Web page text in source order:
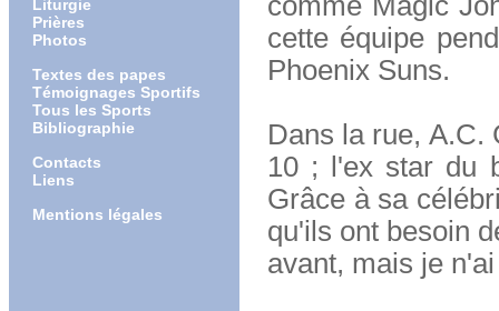
Liturgie
Prières
Photos
Textes des papes
Témoignages Sportifs
Tous les Sports
Bibliographie
Contacts
Liens
Mentions légales
cette équipe
Phoenix Suns.
Dans la rue, A.C.
10 ; l'ex star du
Grâce à sa
qu'ils ont besoin
avant, mais je